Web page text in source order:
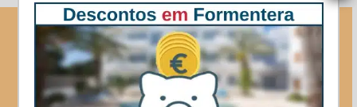
Se estás a planear visitar
Formentera... visita
primeiro a nossa secção